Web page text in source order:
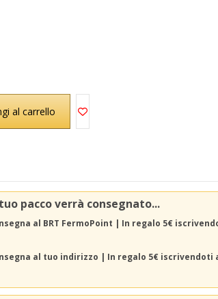
al carrello
pacco verrà consegnato...
al BRT FermoPoint | In regalo 5€
al tuo indirizzo | In regalo 5€ iscrivendoti